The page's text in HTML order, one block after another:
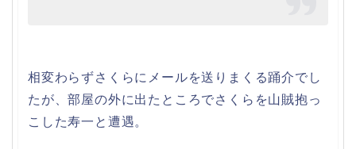
相変わらずさくらにメールを送りまくる踊介でし
たが、部屋の外に出たところでさくらを山賊抱っ
こした寿一と遭遇。